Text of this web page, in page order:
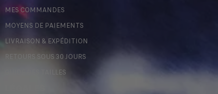
MES COMMANDES
MOYENS DE PAIEMENTS
LIVRAISON & EXPÉDITION
RETOURS SOUS 30 JOURS
GUIDE DES TAILLES